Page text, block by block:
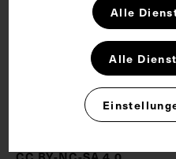
Chemie
Alle
Alle